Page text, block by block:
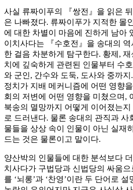
사실 류짜이푸의 『쌍전』을 읽은
은 나빠졌다. 류짜이푸가 지적한 몰
에 대한 차별이 마음에 진하게 남아
이치사다는 『수호전』을 송대의
한 걸음 차분하게 탐구한다. 황제,
치에 깊숙하게 관련된 인물부터 수
와 군인, 간수와 도둑, 도사와 중까
정치가 지배 메커니즘에 어떤 영향
회의 저변에 어떤 영향을 미쳤으며,
북송의 멸망까지 어떻게 이어졌는
로 드러낸다. 물론 송대의 관직과 사
물들을 상상 속이 인물이 아닌 실재
드는 것은 물론이고 말이다.
양산박의 인물들에 대한 분석보다
치사다가 구법당과 신법당의 싸움으
를 ‘뇌롱’과 ‘찬영’이란 두 단어로 설